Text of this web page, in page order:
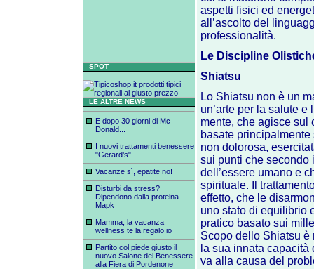
SPOT
LE ALTRE NEWS
E dopo 30 giorni di Mc
Donald...
I nuovi trattamenti benessere
"Gerard’s"
Vacanze sì, epatite no!
Disturbi da stress?
Dipendono dalla proteina
Mapk
Mamma, la vacanza
wellness te la regalo io
Partito col piede giusto il
nuovo Salone del Benessere
alla Fiera di Pordenone
aspetti fisici ed
all’ascolto del
professionalità.
Le Discipline
Shiatsu
Lo Shiatsu non è un
un’arte per la salute
mente, che agisce sul
basate
non dolorosa,
sui punti che secondo
dell’essere umano e
spirituale. Il
effetto, che le
uno stato di equilibrio
pratico basato sui
Scopo dello Shiatsu è
la sua innata
va alla causa del